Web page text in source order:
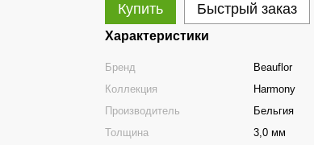
Купить Быстрый заказ
Характеристики
Бренд
Beauflor
Коллекция
Harmony
Производитель
Бельгия
Толщина
3,0 мм